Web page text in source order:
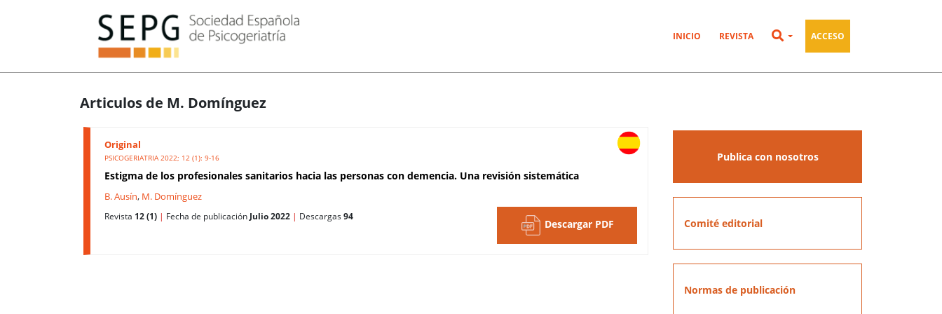
INICIO REVISTA ACCESO
Articulos de M. Domínguez
Original
PSICOGERIATRIA 2022; 12 (1): 9-16
Estigma de los profesionales sanitarios hacia las personas con demencia. Una revisión sistemática
B. Ausín, M. Domínguez
Revista 12 (1) | Fecha de publicación Julio 2022 | Descargas 94
Descargar PDF
Publica con nosotros
Comité editorial
Normas de publicación